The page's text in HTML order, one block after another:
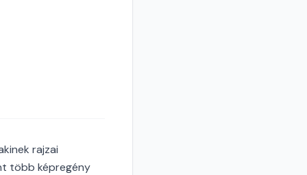
rajzai
több képregény